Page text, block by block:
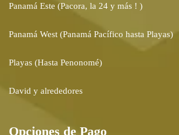
Panamá Este (Pacora, la 24 y más ! )
Panamá West (Panamá Pacífico hasta Playas)
Playas (Hasta Penonomé)
David y alrededores
Opciones de Pago